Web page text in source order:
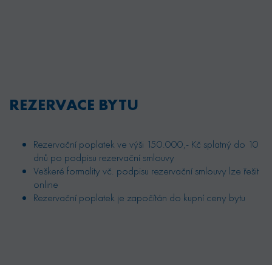
REZERVACE BYTU
Rezervační poplatek ve výši 150.000,- Kč splatný do 10
dnů po podpisu rezervační smlouvy
Veškeré formality vč. podpisu rezervační smlouvy lze řešit
online
Rezervační poplatek je započítán do kupní ceny bytu